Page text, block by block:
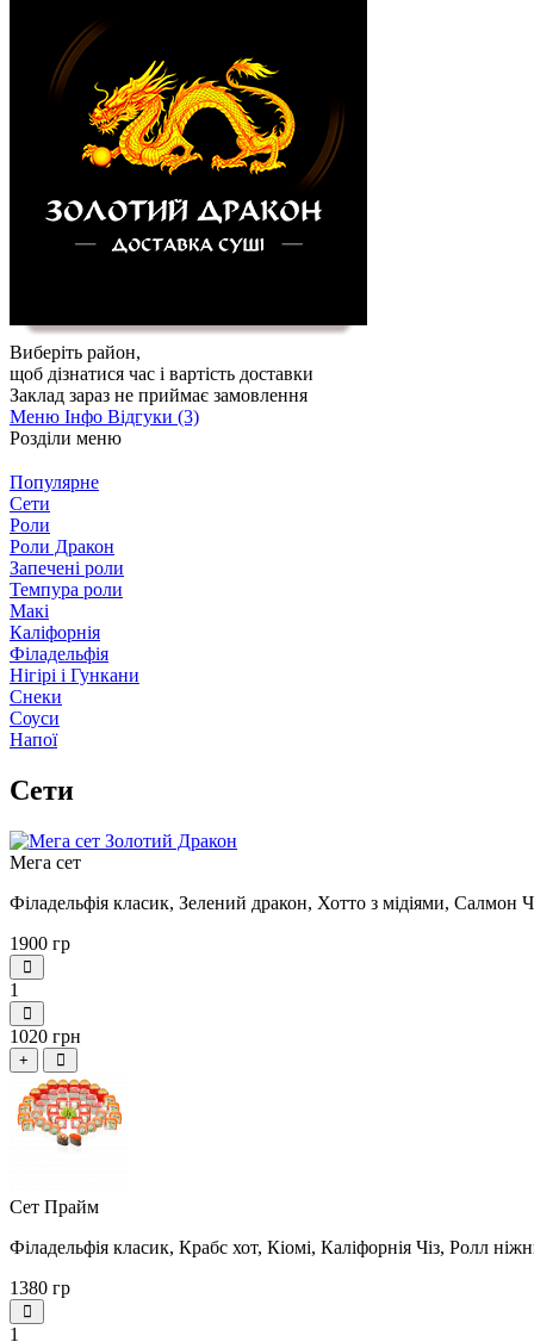
Виберіть район,
щоб дізнатися час і вартість доставки
Заклад зараз не приймає замовлення
Меню Інфо Відгуки (3)
Розділи меню
Популярне
Сети
Роли
Роли Дракон
Запечені роли
Темпура роли
Макі
Каліфорнія
Філадельфія
Нігірі і Гункани
Снеки
Соуси
Напої
Сети
Мега сет
Філадельфія класик, Зелений дракон, Хотто з мідіями, Салмон
1900 гр
1
1020 грн
+
Сет Прайм
Філадельфія класик, Крабс хот, Кіомi, Каліфорнія Чіз, Ролл
1380 гр
1